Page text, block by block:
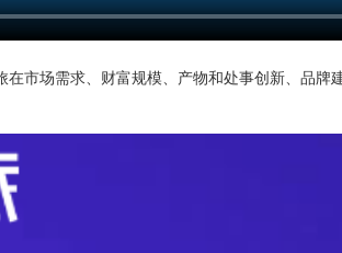
市场需求、财富规模、产物和处事创新、品